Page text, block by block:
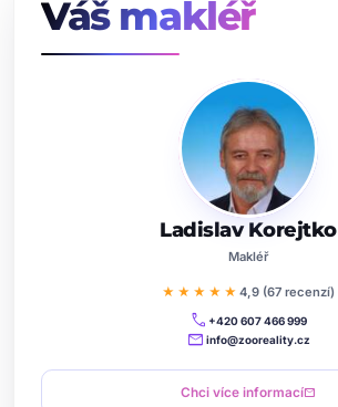
Váš makléř
Ladislav Korejtko
Makléř
★★★★★ 4,9 (67 recenzí)
call +420 607 466 999
mail info@zooreality.cz
Chci více informacímail